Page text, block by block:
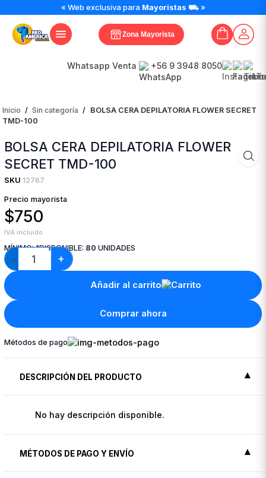
« Web exclusiva para Mayoristas ⛟ »
Zona Mayorista
Whatsapp Venta +56 9 3948 8050
Inicio / Sin categoría / BOLSA CERA DEPILATORIA FLOWER SECRET
TMD-100
BOLSA CERA DEPILATORIA FLOWER
SECRET TMD-100
SKU 12767
Precio mayorista
$750
IVA incluido
MÍNIMO:1DISPONIBLE: 80 UNIDADES
−
CERA
DEPILATORIA
FLOWER
+
Añadir al carrito
Comprar ahora
Métodos de pago
DESCRIPCIÓN DEL PRODUCTO
No hay descripción disponible.
MÉTODOS DE PAGO Y ENVÍO